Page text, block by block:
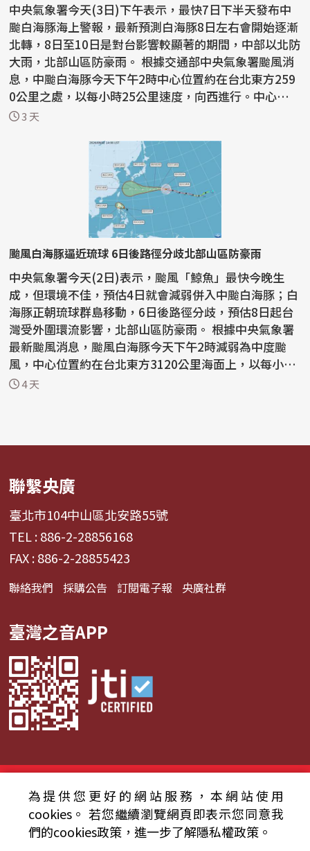
中央氣象署今天(3日)下午表示，最快7日下半天發布中
颱白海豚海上警報，最新預測白海豚8日左右會開始逐漸
北轉，8日至10日是對台影響較顯著的期間，中部以北防
大雨，北部山區防豪雨。 根據交通部中央氣象署颱風消
息，中颱白海豚今天下午2時中心位置約在台北東方259
0公里之處，以每小時25公里速度，向西進行。中心氣壓
95...
3 天
颱風白海豚逼近琉球 6日後路徑分歧北部山區防豪雨
中央氣象署今天(2日)表示，颱風「鯨魚」最快今晚生
成，但環境不佳，預估4日就會減弱併入中颱白海豚；白
海豚正朝琉球群島移動，6日後路徑分歧，預估8日起台
灣受外圍環流影響，北部山區防豪雨。 根據中央氣象署
最新颱風消息，颱風白海豚今天下午2時減弱為中度颱
風，中心位置約在台北東方3120公里海面上，以每小時
22公里...
4 天
聯繫央廣
臺北市104中山區北安路55號
TEL : 886-2-28856168
FAX : 886-2-28855423
聯絡我們 採購公告 訂閱電子報 央廣社群
臺灣之音APP
© 2024財團法人中央廣播電臺 版權所有
資通安全政策聲明
服務條款 隱私權條款
為提供您更好的網站服務，本網站使用
cookies。 若您繼續瀏覽網頁即表示您同意我
們的cookies政策，進一步了解隱私權政策。